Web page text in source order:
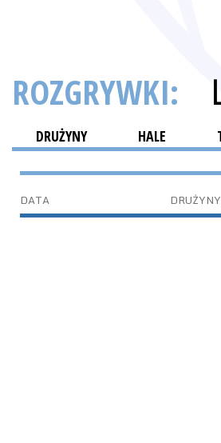
ROZGRYWKI:
DRUŻYNY HALE
DATA DRUŻYNY